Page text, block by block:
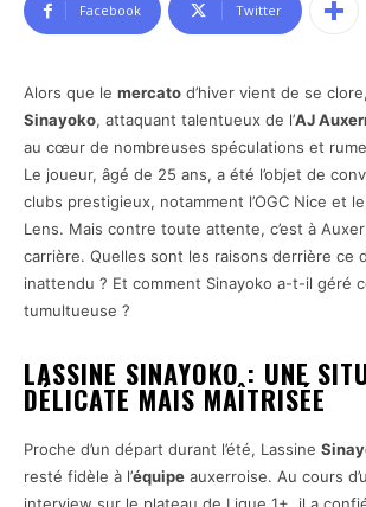
Facebook Twitter
Alors que le mercato d’hiver vient de se
Sinayoko, attaquant talentueux de l’AJ
au cœur de nombreuses spéculations et
Le joueur, âgé de 25 ans, a été l’objet de
clubs prestigieux, notamment l’OGC Nice et
Lens. Mais contre toute attente, c’est à
carrière. Quelles sont les raisons derrière ce
inattendu ? Et comment Sinayoko a-t-il géré
tumultueuse ?
LASSINE SINAYOKO : UNE
DÉLICATE MAIS MAÎTRISÉE
Proche d’un départ durant l’été, Lassine
resté fidèle à l’équipe auxerroise. Au cours